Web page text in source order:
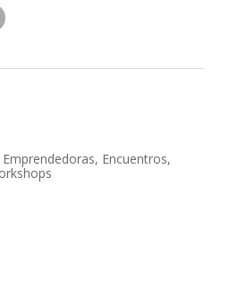
Emprendedoras, Encuentros,